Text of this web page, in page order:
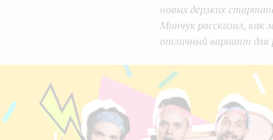
новых дерзких
Минчук рассказал,
отличный вариант для